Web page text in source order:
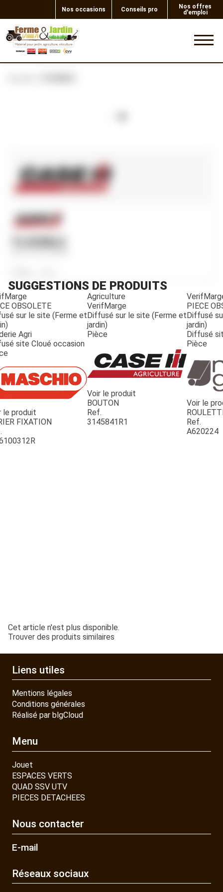
Nos occasions Conseils pro
Nos offres
d'emploi
JOUET
3216754R1
SUGGESTIONS DE PRODUITS
OBSOLETE
sur le site (Ferme et
Agri
site Cloué occasion
le produit
FIXATION
Agriculture
VerifMarge
Diffusé sur le site (Ferme et
jardin)
Pièce
Voir le produit
BOUTON
Ref.
3145841R1
PIECE
Diffusé
jardin)
Diffusé
Pièce
Voir le
Ref.
A620224
Cet article n'est plus disponible.
Trouver des produits similaires
Liens utiles
Mentions légales
Conditions générales
Réalisé par blgCloud
Menu
Jouet
ESPACES VERTS
QUAD SSV UTV
PIECES DETACHEES
Nous contacter
E-mail
Réseaux sociaux